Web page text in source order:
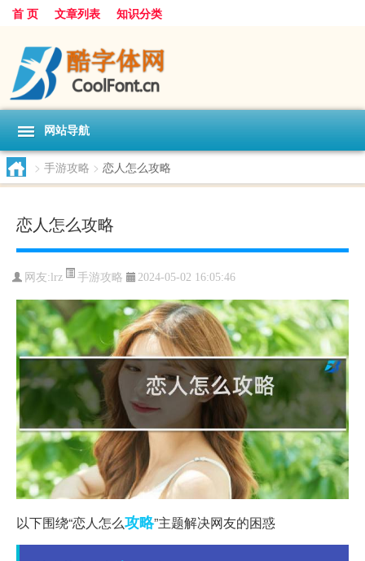
首 页 文章列表 知识分类
网站导航
> 手游攻略 > 恋人怎么攻略
恋人怎么攻略
网友: lrz 手游攻略 2024-05-02 16:05:46
以下围绕“恋人怎么攻略”主题解决网友的困惑